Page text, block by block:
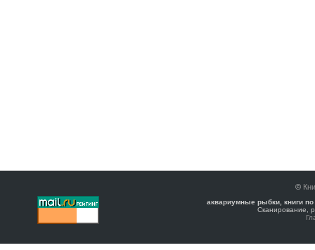
©
аквариумные рыбки, книги
Сканирование,